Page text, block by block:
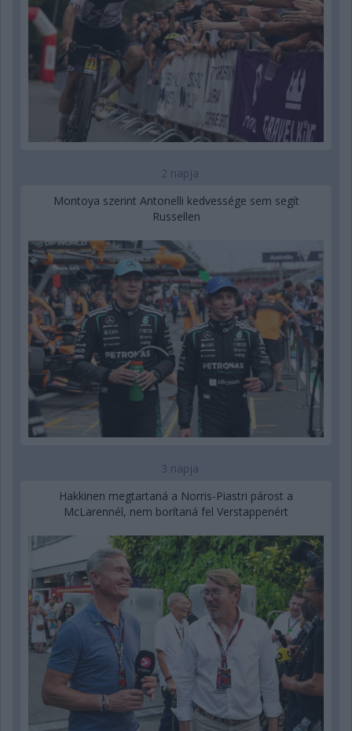
2 napja
Montoya szerint Antonelli kedvessége sem segít
Russellen
3 napja
Hakkinen megtartaná a Norris-Piastri párost a
McLarennél, nem borítaná fel Verstappenért